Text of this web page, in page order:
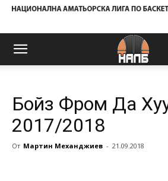
Бойз Фром Да
2017/2018
От Мартин Механджиев - 21.09.2018